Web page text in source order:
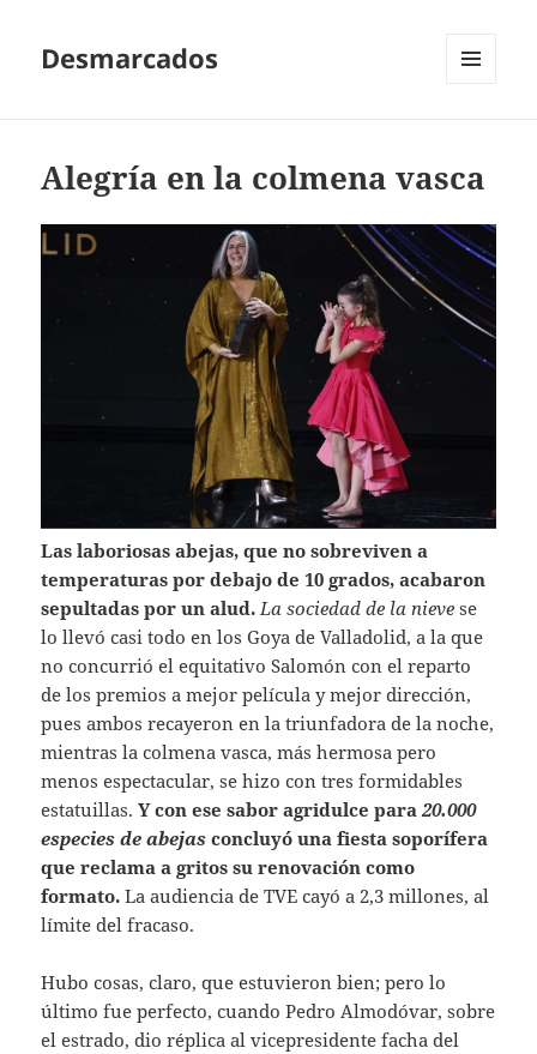
Desmarcados
Alegría en la colmena vasca
Las laboriosas abejas, que no sobreviven a
temperaturas por debajo de 10 grados, acabaron
sepultadas por un alud. La sociedad de la nieve se
lo llevó casi todo en los Goya de Valladolid, a la que
no concurrió el equitativo Salomón con el reparto
de los premios a mejor película y mejor dirección,
pues ambos recayeron en la triunfadora de la noche,
mientras la colmena vasca, más hermosa pero
menos espectacular, se hizo con tres formidables
estatuillas.Y con ese sabor agridulce para20.000
especies de abejasconcluyó una fiesta soporífera
que reclama a gritos su renovación como
formato.La audiencia de TVE cayó a 2,3 millones, al
límite del fracaso.
Hubo cosas, claro, que estuvieron bien; pero lo
último fue perfecto, cuando Pedro Almodóvar, sobre
el estrado, dio réplica al vicepresidente facha del